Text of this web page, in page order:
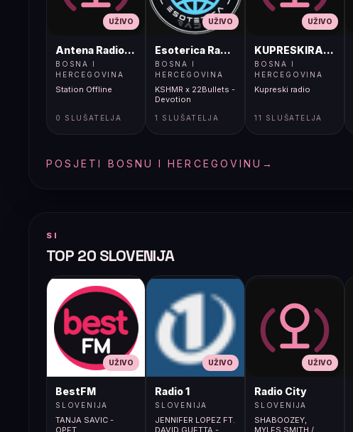
UŽIVO
Antena Radio, Jelah Tešanj
BOSNA I
HERCEGOVINA
Station Offline
0 SLUŠATELJA
UŽIVO
Esoterica Radio S1
BOSNA I
HERCEGOVINA
KSHMR x 22Bullets -
Devotion
1 SLUŠATELJA
UŽIVO
KUPRESKIRADIO
BOSNA I
HERCEGOVINA
Kupreski radio
11 SLUŠATELJA
POSJETI BOSNU I HERCEGOVINU →
SI
TOP 20 SLOVENIJA
UŽIVO
BestFM
SLOVENIJA
TANJA SAVIC -
UŽIVO
Radio 1
SLOVENIJA
JENNIFER LOPEZ FT.
UŽIVO
Radio City
SLOVENIJA
SHABOOZEY,